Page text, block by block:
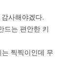
사해야겠다.
드는 편안한 키
찍찍이인데 무